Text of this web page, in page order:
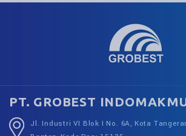
PT. GROBEST
Jl. Industri VI Blok I No. 6A, Kota